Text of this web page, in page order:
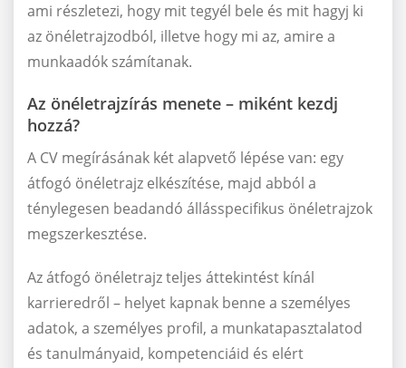
ami részletezi, hogy mit tegyél bele és mit hagyj ki
az önéletrajzodból, illetve hogy mi az, amire a
munkaadók számítanak.
Az önéletrajzírás menete – miként kezdj
hozzá?
A CV megírásának két alapvető lépése van: egy
átfogó önéletrajz elkészítése, majd abból a
ténylegesen beadandó állásspecifikus önéletrajzok
megszerkesztése.
Az átfogó önéletrajz teljes áttekintést kínál
karrieredről – helyet kapnak benne a személyes
adatok, a személyes profil, a munkatapasztalatod
és tanulmányaid, kompetenciáid és elért